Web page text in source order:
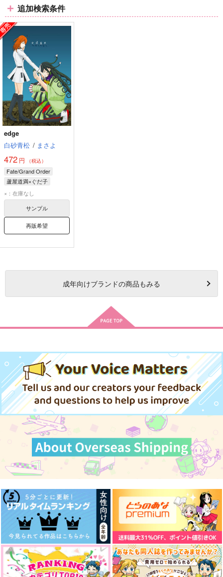
ム
ム
ム
追加検索条件
edge
白砂青松 / まさよ
472 円 （税込）
Fate/Grand Order
蘆屋道満×ぐだ子
蘆屋道満
×：在庫なし
サンプル
再販希望
成年向けブランドの商品もみる